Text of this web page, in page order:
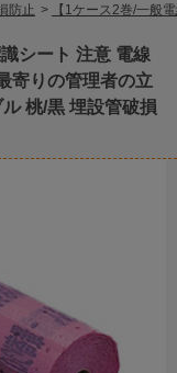
防止 > 【1ケース2巻/一般
シート 注意 電線
寄りの管理者の立
桃/黒 埋設管破損